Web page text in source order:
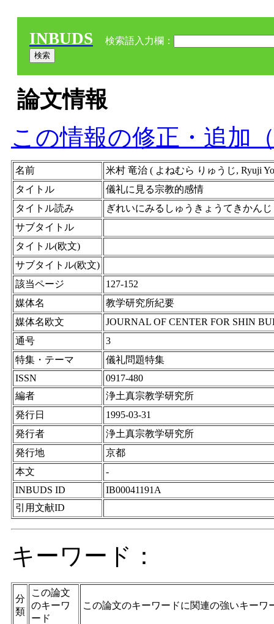
INBUDS 検索語入力欄：
論文情報
この情報の修正・追加
名前
米村 竜治 ( よねむら りゅうじ, Ryuji
タイトル
儀礼に見る宗教的感情
タイトル読み
ぎれいにみるしゅうきょうてきかん
サブタイトル
タイトル(欧文)
サブタイトル(欧文)
該当ページ
127-152
媒体名
教学研究所紀要
媒体名欧文
JOURNAL OF CENTER FOR SHIN
通号
3
特集・テーマ
儀礼問題特集
ISSN
0917-480
編者
浄土真宗教学研究所
発行日
1995-03-31
発行者
浄土真宗教学研究所
発行地
京都
本文
-
INBUDS ID
IB00041191A
引用文献ID
キーワード：
分
類
この論文
のキーワ
ード
この論文のキーワードに関連の強いキーワ